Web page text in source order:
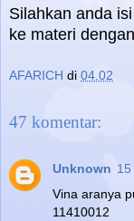
Silahkan anda
ke materi
AFARICH di 04.02
47 komentar:
Unknown
Vina aranya
11410012